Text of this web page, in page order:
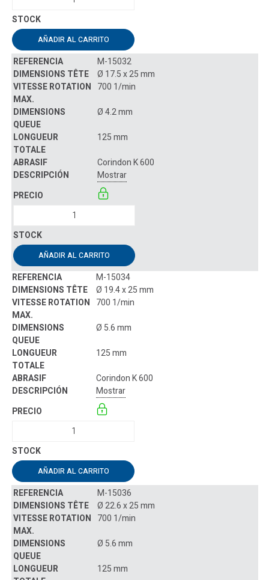
AÑADIR AL CARRITO
M-15032
Ø 17.5 x 25 mm
700 1/min
Ø 4.2 mm
125 mm
Corindon K 600
Mostrar
AÑADIR AL CARRITO
M-15034
Ø 19.4 x 25 mm
700 1/min
Ø 5.6 mm
125 mm
Corindon K 600
Mostrar
AÑADIR AL CARRITO
M-15036
Ø 22.6 x 25 mm
700 1/min
Ø 5.6 mm
125 mm